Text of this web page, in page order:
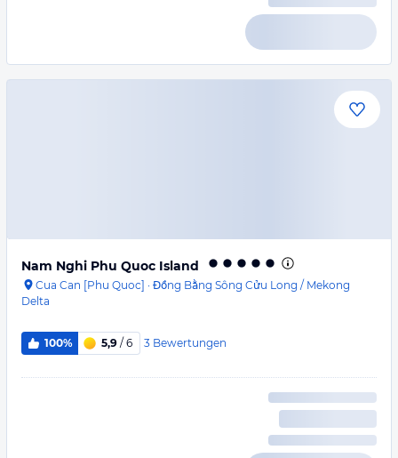
Nam Nghi Phu Quoc Island
Cua Can [Phu Quoc] · Đồng Bằng Sông Cửu Long / Mekong
Delta
100% 5,9 / 6 3 Bewertungen